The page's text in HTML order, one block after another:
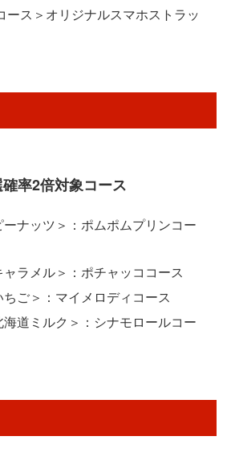
ース＞オリジナルスマホストラッ
率2倍対象コース
ナッツ＞：ポムポムプリンコー
ラメル＞：ポチャッココース
ご＞：マイメロディコース
道ミルク＞：シナモロールコー